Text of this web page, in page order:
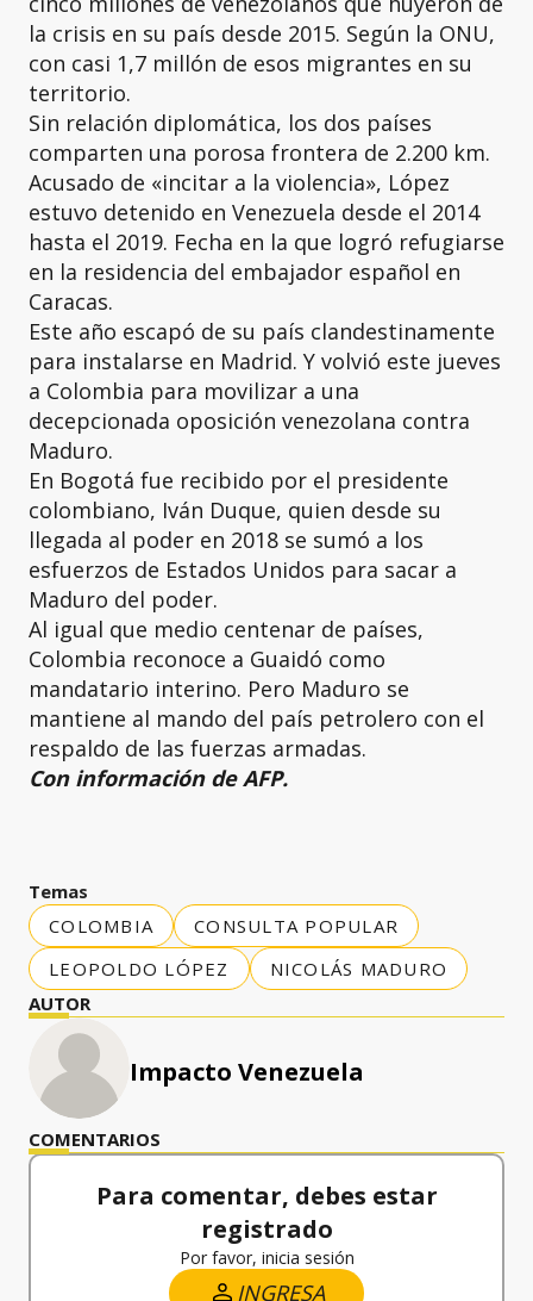
la crisis en su país desde 2015. Según la ONU,
con casi 1,7 millón de esos migrantes en su
territorio.
Sin relación diplomática, los dos países
comparten una porosa frontera de 2.200 km.
Acusado de «incitar a la violencia», López
estuvo detenido en Venezuela desde el 2014
hasta el 2019. Fecha en la que logró refugiarse
en la residencia del embajador español en
Caracas.
Este año escapó de su país clandestinamente
para instalarse en Madrid. Y volvió este jueves
a Colombia para movilizar a una
decepcionada oposición venezolana contra
Maduro.
En Bogotá fue recibido por el presidente
colombiano, Iván Duque, quien desde su
llegada al poder en 2018 se sumó a los
esfuerzos de Estados Unidos para sacar a
Maduro del poder.
Al igual que medio centenar de países,
Colombia reconoce a Guaidó como
mandatario interino. Pero Maduro se
mantiene al mando del país petrolero con el
respaldo de las fuerzas armadas.
Con información de AFP.
Temas
COLOMBIA
CONSULTA POPULAR
LEOPOLDO LÓPEZ
NICOLÁS MADURO
AUTOR
Impacto Venezuela
COMENTARIOS
Para comentar, debes estar
registrado
Por favor, inicia sesión
INGRESA